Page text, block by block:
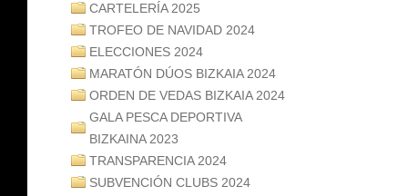
CARTELERÍA 2025
TROFEO DE NAVIDAD 2024
ELECCIONES 2024
MARATÓN DÚOS BIZKAIA 2024
ORDEN DE VEDAS BIZKAIA 2024
GALA PESCA DEPORTIVA
BIZKAINA 2023
TRANSPARENCIA 2024
SUBVENCIÓN CLUBS 2024